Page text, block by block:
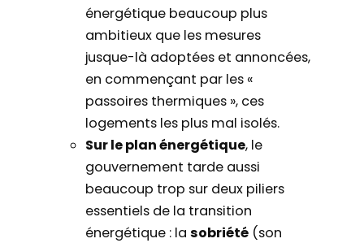
énergétique beaucoup plus
ambitieux que les mesures
jusque-là adoptées et annoncées,
en commençant par les «
passoires thermiques », ces
logements les plus mal isolés.
Sur le plan énergétique, le
gouvernement tarde aussi
beaucoup trop sur deux piliers
essentiels de la transition
énergétique : la sobriété (son